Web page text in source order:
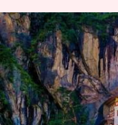
Jelajahi
Dengan
menulis Handoko Apr
Apa ceritanya